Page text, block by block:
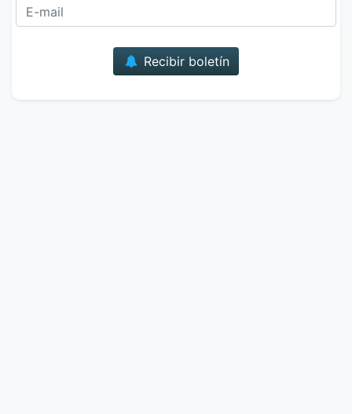
Recibir boletín